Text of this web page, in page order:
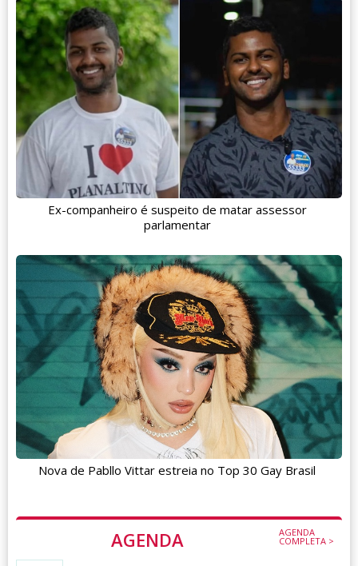
AGENDA AGENDA
COMPLETA >
Ex-companheiro é suspeito de matar assessor
parlamentar
Nova de Pabllo Vittar estreia no Top 30 Gay Brasil